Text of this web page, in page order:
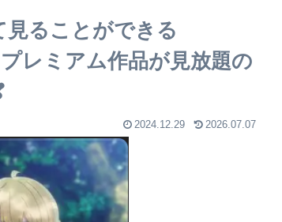
ることができる
レミアム作品が見放題の
2024.12.29 2026.07.07